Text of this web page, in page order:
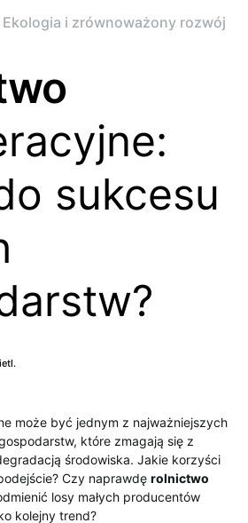
Ekologia i zrównoważony rozwój
sukcesu
może być jednym z najważniejszych
które zmagają się z
środowiska. Jakie korzyści
Czy naprawdę rolnictwo
losy małych producentów
kolejny trend?